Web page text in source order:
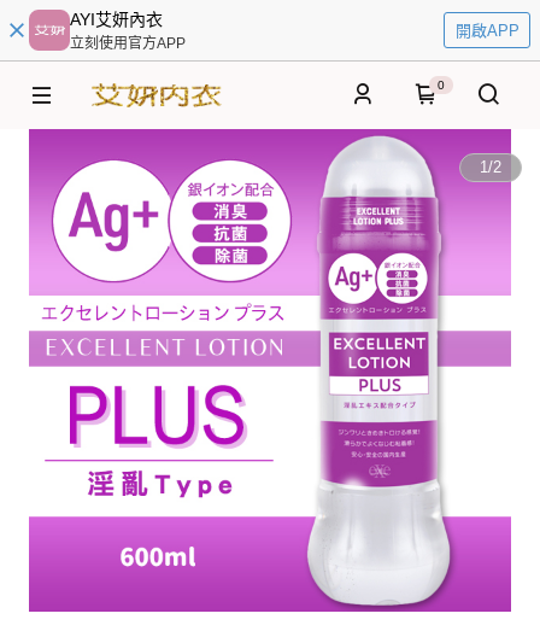
AYI艾妍內衣
立刻使用官方APP
開啟APP
0
1/2